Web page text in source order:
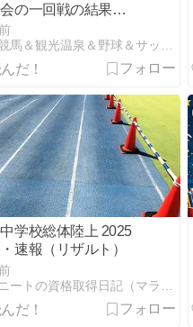
の一回戦の結果一
車＆競馬＆観光温泉＆野球＆サッカー＆ラクビー＆バレーボール
学校総体陸上 2025
速報（リザルト）